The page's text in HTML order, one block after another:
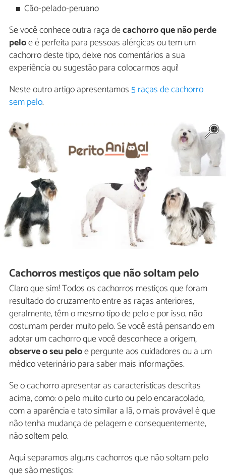
Cão-pelado-peruano
Se você conhece outra raça decachorro que não perde
peloe é perfeita para pessoas alérgicas ou tem um
cachorro deste tipo, deixe nos comentários a sua
experiência ou sugestão para colocarmos aqui!
Neste outro artigo apresentamos5 raças de cachorro
sem pelo.
Cachorros mestiços que não soltam pelo
Claro que sim! Todos os cachorros mestiços que foram
resultado do cruzamento entre as raças anteriores,
geralmente, têm o mesmo tipo de pelo e por isso, não
costumam perder muito pelo. Se você está pensando em
adotar um cachorro que você desconhece a origem,
observe o seu peloe pergunte aos cuidadores ou a um
médico veterinário para saber mais informações.
Se o cachorro apresentar as características descritas
acima, como: o pelo muito curto ou pelo encaracolado,
com a aparência e tato similar a lã, o mais provável é que
não tenha mudança de pelagem e consequentemente,
não soltem pelo.
Aqui separamos alguns cachorros que não soltam pelo
que são mestiços: